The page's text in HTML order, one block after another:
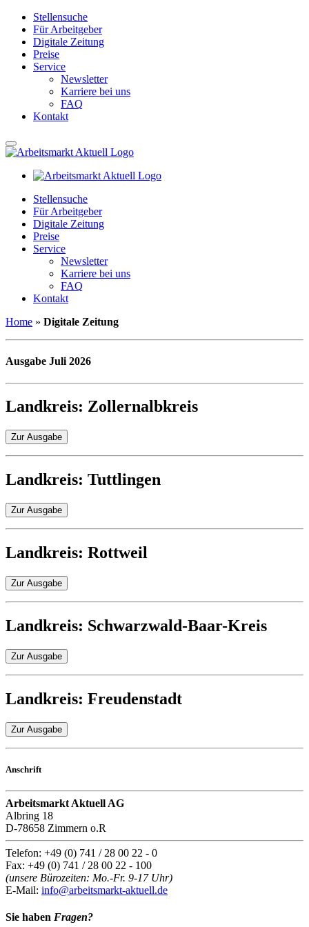
Stellensuche
Für Arbeitgeber
Digitale Zeitung
Preise
Service
Newsletter
Karriere bei uns
FAQ
Kontakt
Stellensuche
Für Arbeitgeber
Digitale Zeitung
Preise
Service
Newsletter
Karriere bei uns
FAQ
Kontakt
Home » Digitale Zeitung
Ausgabe Juli 2026
Landkreis: Zollernalbkreis
Zur Ausgabe
Landkreis: Tuttlingen
Zur Ausgabe
Landkreis: Rottweil
Zur Ausgabe
Landkreis: Schwarzwald-Baar-Kreis
Zur Ausgabe
Landkreis: Freudenstadt
Zur Ausgabe
Anschrift
Arbeitsmarkt Aktuell AG
Albring 18
D-78658 Zimmern o.R
Telefon: +49 (0) 741 / 28 00 22 - 0
Fax: +49 (0) 741 / 28 00 22 - 100
(unsere Bürozeiten: Mo.-Fr. 9-17 Uhr)
E-Mail: info@arbeitsmarkt-aktuell.de
Sie haben Fragen?